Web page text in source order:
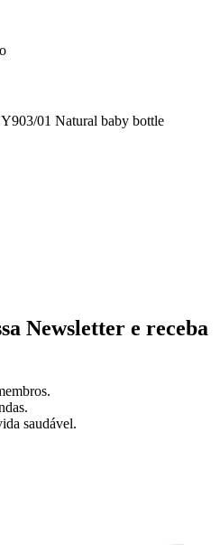
01 Natural baby bottle
Newsletter e receba
saudável.